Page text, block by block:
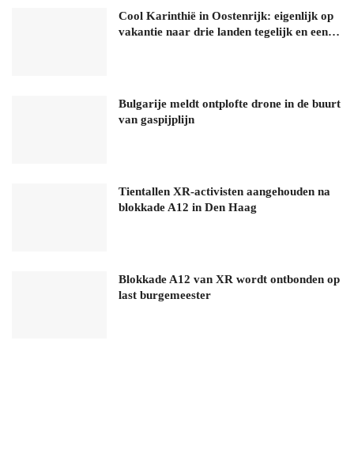
Cool Karinthië in Oostenrijk: eigenlijk op
vakantie naar drie landen tegelijk en een…
Bulgarije meldt ontplofte drone in de buurt
van gaspijplijn
Tientallen XR-activisten aangehouden na
blokkade A12 in Den Haag
Blokkade A12 van XR wordt ontbonden op
last burgemeester